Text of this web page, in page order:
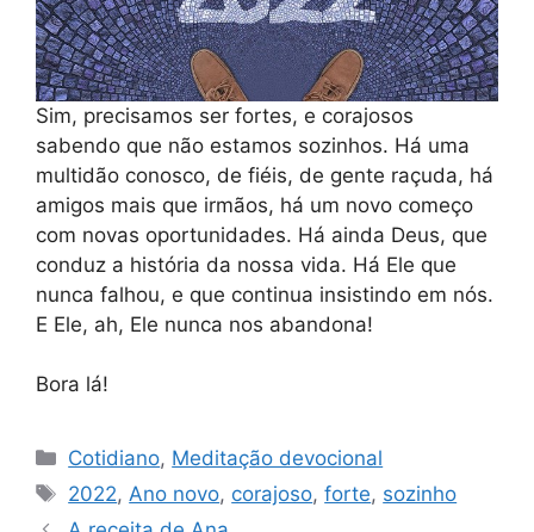
Sim, precisamos ser fortes, e corajosos
sabendo que não estamos sozinhos. Há uma
multidão conosco, de fiéis, de gente raçuda, há
amigos mais que irmãos, há um novo começo
com novas oportunidades. Há ainda Deus, que
conduz a história da nossa vida. Há Ele que
nunca falhou, e que continua insistindo em nós.
E Ele, ah, Ele nunca nos abandona!
Bora lá!
Categorias
Cotidiano, Meditação devocional
Tags
2022, Ano novo, corajoso,forte, sozinho